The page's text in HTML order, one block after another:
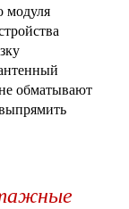
модуля
обматывают